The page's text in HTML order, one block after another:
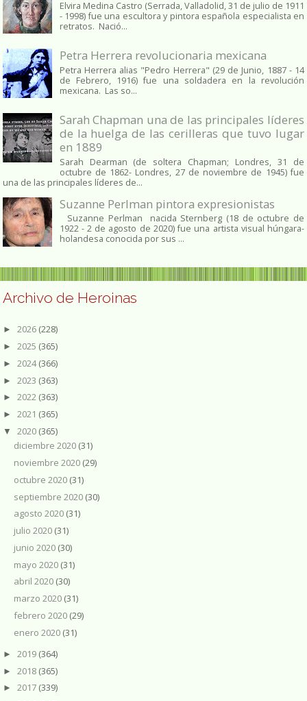
Elvira Medina Castro (Serrada, Valladolid, 31 de julio de 1911
- 1998) fue una escultora y pintora española especialista en
retratos. Nació...
Petra Herrera revolucionaria mexicana
Petra Herrera alias "Pedro Herrera" (29 de Junio, 1887 - 14
de Febrero, 1916) fue una soldadera en la revolución
mexicana. Las so...
Sarah Chapman una de las principales líderes
de la huelga de las cerilleras que tuvo lugar
en 1889
Sarah Dearman (de soltera Chapman; Londres, 31 de
octubre de 1862​- Londres, 27 de noviembre de 1945)​ fue
una de las principales líderes de...
Suzanne Perlman pintora expresionistas
Suzanne Perlman nacida Sternberg (18 de octubre de
1922 - 2 de agosto de 2020) fue una artista visual húngara-
holandesa conocida por sus ...
Archivo de Heroinas
► 2026 (228)
► 2025 (365)
► 2024(366)
► 2023 (363)
► 2022 (363)
► 2021 (365)
▼ 2020 (365)
diciembre 2020 (31)
noviembre 2020 (29)
octubre 2020 (31)
septiembre 2020 (30)
agosto 2020 (31)
julio 2020 (31)
junio 2020 (30)
mayo 2020 (31)
abril 2020 (30)
marzo 2020 (31)
febrero 2020 (29)
enero 2020 (31)
► 2019 (364)
► 2018 (365)
► 2017 (339)